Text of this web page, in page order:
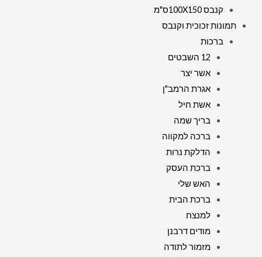
קנבס 100X150ס"מ
תמונות זכוכית וקנבס
ברכות
12 השבטים
אשר יצר
אגרת הרמב"ן
אשת חיל
בריך שמה
ברכה למקווה
הדלקת נרות
ברכת העסק
האש שלי
ברכת הבית
למנצח
מודים דרבנן
מזמור לתודה